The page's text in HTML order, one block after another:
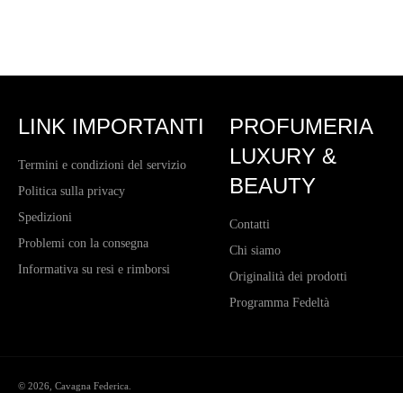
LINK IMPORTANTI
Termini e condizioni del servizio
Politica sulla privacy
Spedizioni
Problemi con la consegna
Informativa su resi e rimborsi
PROFUMERIA
LUXURY &
BEAUTY
Contatti
Chi siamo
Originalità dei prodotti
Programma Fedeltà
© 2026, Cavagna Federica